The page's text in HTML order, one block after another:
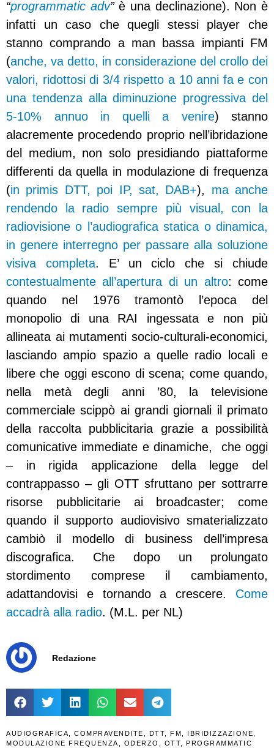
“programmatic adv”è una declinazione). Non è
infatti un caso che quegli stessi player che
stanno comprando a man bassa impianti FM
(anche, va detto, in considerazione del crollo dei
valori, ridottosi di 3/4 rispetto a 10 anni fa e con
una tendenza alla diminuzione progressiva del
5-10% annuo in quelli a venire) stanno
alacremente procedendo proprio nell’ibridazione
del medium, non solo presidiando piattaforme
differenti da quella in modulazione di frequenza
(in primis DTT, poi IP, sat, DAB+), ma anche
rendendo la radio sempre più visual, con la
radiovisione o l’audiografica statica o dinamica,
in genere interregno per passare alla soluzione
visiva completa. E’ un ciclo che si chiude
contestualmente all’apertura di un altro: come
quando nel 1976 tramontò l’epoca del
monopolio di una RAI ingessata e non più
allineata ai mutamenti socio-culturali-economici,
lasciando ampio spazio a quelle radio locali e
libere che oggi escono di scena; come quando,
nella metà degli anni ’80, la televisione
commerciale scippò ai grandi giornali il primato
della raccolta pubblicitaria grazie a possibilità
comunicative immediate e dinamiche, che oggi
– in rigida applicazione della legge del
contrappasso – gli OTT sfruttano per sottrarre
risorse pubblicitarie ai broadcaster; come
quando il supporto audiovisivo smaterializzato
cambiò il modello di business dell’impresa
discografica. Che dopo un prolungato
stordimento comprese il cambiamento,
adattandovisi e tornando a crescere. Come
accadrà alla radio. (M.L. per NL)
Redazione
AUDIOGRAFICA COMPRAVENDITE DTT FM IBRIDIZZAZIONE
MODULAZIONE FREQUENZA
ODERZO OTT
PROGRAMMATIC